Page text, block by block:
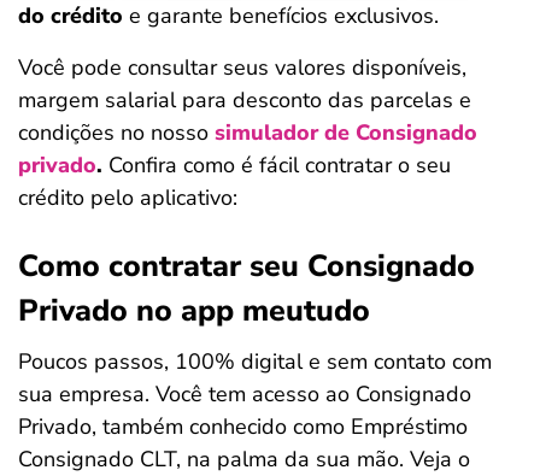
do crédito e garante benefícios exclusivos.
Você pode consultar seus valores disponíveis,
margem salarial para desconto das parcelas e
condições no nosso simulador de Consignado
privado. Confira como é fácil contratar o seu
crédito pelo aplicativo:
Como contratar seu Consignado
Privado no app meutudo
Poucos passos, 100% digital e sem contato com
sua empresa. Você tem acesso ao Consignado
Privado, também conhecido como Empréstimo
Consignado CLT, na palma da sua mão. Veja o